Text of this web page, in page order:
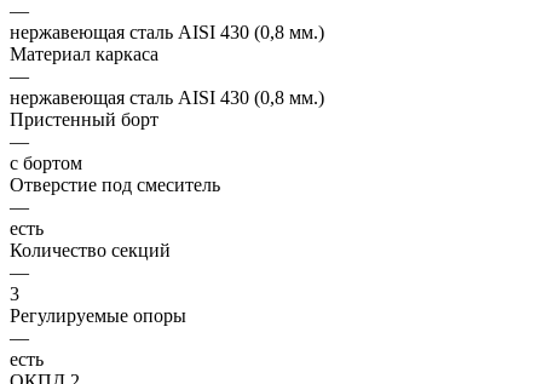
—
нержавеющая сталь AISI 430 (0,8 мм.)
Материал каркаса
—
нержавеющая сталь AISI 430 (0,8 мм.)
Пристенный борт
—
с бортом
Отверстие под смеситель
—
есть
Количество секций
—
3
Регулируемые опоры
—
есть